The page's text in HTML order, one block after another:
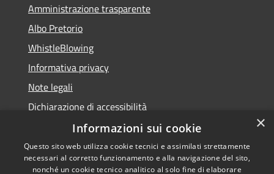
Amministrazione trasparente
Albo Pretorio
WhistleBlowing
Informativa privacy
Note legali
Dichiarazione di accessibilità
Copyright © 2026 • Città di
×
Informazioni sui cookie
Questo sito web utilizza cookie tecnici e assimilati strettamente
necessari al corretto funzionamento e alla navigazione del sito,
nonché un cookie tecnico analitico al solo fine di elaborare